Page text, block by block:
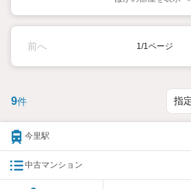
・相生中学校まで徒歩約17分
弊社が選ばれる理由
2.買い替えなどにも対応できる売却専門
うに審査が可能！
4.物件のお引渡し後に必要になったお家
5.定期的にご連絡を繋ぎ、有事の際に迅
ます
前へ 1/1ページ
9件
今里駅
中古マンション